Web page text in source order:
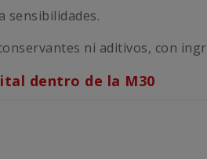
sensibilidades.
ni aditivos, con
dentro de la M30